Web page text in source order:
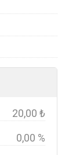
20,00 ₺
0,00 %